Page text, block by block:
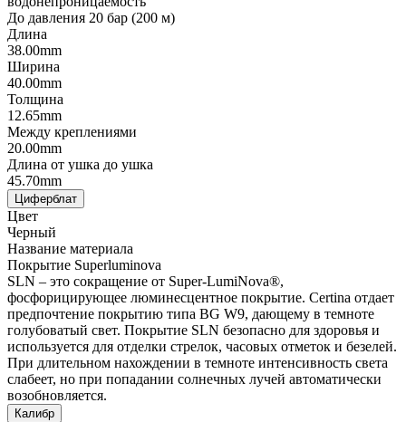
До давления 20 бар (200 м)
Длина
38.00mm
Ширина
40.00mm
Толщина
12.65mm
Между креплениями
20.00mm
Длина от ушка до ушка
45.70mm
Циферблат
Цвет
Черный
Название материала
Покрытие Superluminova
SLN – это сокращение от Super-LumiNova®,
фосфорицирующее люминесцентное покрытие. Certina отдает
предпочтение покрытию типа BG W9, дающему в темноте
голубоватый свет. Покрытие SLN безопасно для здоровья и
используется для отделки стрелок, часовых отметок и безелей.
При длительном нахождении в темноте интенсивность света
слабеет, но при попадании солнечных лучей автоматически
возобновляется.
Калибр